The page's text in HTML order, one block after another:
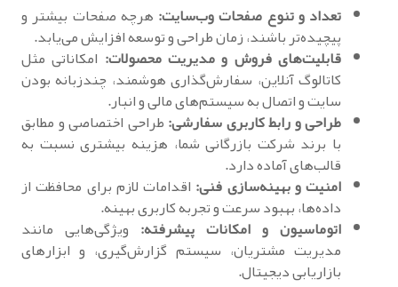
تعداد و تنوع صفحات وب‌سایت: هرچه صفحات بیشتر و
پیچیده‌تر باشند، زمان طراحی و توسعه افزایش می‌یابد.
قابلیت‌های فروش و مدیریت محصولات: امکاناتی مثل
کاتالوگ آنلاین، سفارش‌گذاری هوشمند، چندزبانه بودن
سایت و اتصال به سیستم‌های مالی و انبار.
طراحی و رابط کاربری سفارشی:طراحی اختصاصی و مطابق
با برند شرکت بازرگانی شما، هزینه بیشتری نسبت به
قالب‌های آماده دارد.
امنیت و بهینه‌سازی فنی: اقدامات لازم برای محافظت از
داده‌ها، بهبود سرعت و تجربه کاربری بهینه.
اتوماسیون و امکانات پیشرفته: ویژگی‌هایی مانند
مدیریت مشتریان، سیستم گزارش‌گیری، و ابزارهای
بازاریابی دیجیتال.